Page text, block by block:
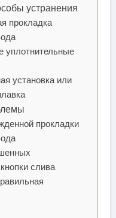
устранения
прокладка
уплотнительные
установка или
прокладки
слива